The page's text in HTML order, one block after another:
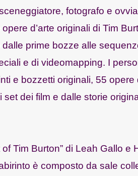
fotografo e
d’arte originali di Tim
prime bozze alle
e di videomapping. I
e bozzetti originali, 55 opere
dei film e dalle storie
Tim Burton” di Leah Gallo e
è composto da sale